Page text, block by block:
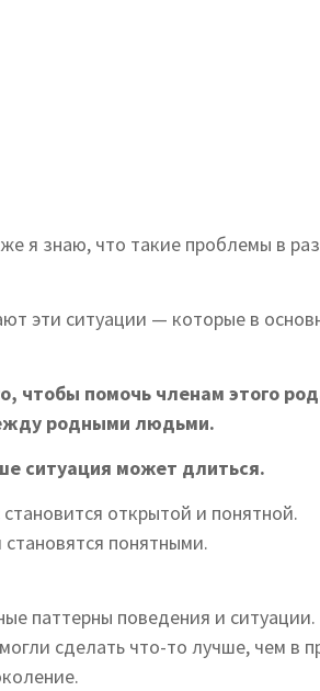
я знаю, что такие проблемы в
эти ситуации — которые в
чтобы помочь членам этого
родными людьми.
ситуация может длиться.
открытой и понятной.
понятными.
паттерны поведения и ситуации.
сделать что-то лучше, чем в